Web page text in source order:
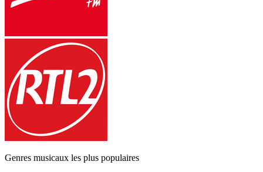
Genres musicaux les plus populaires